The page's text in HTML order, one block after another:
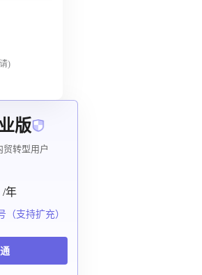
)
版
贸转型用户
/年
（支持扩充）